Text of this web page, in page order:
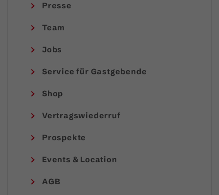
Presse
Team
Jobs
Service für Gastgebende
Shop
Vertragswiederruf
Prospekte
Events & Location
AGB